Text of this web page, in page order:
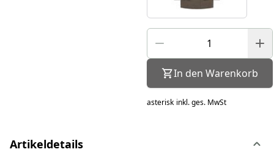
In den Warenkorb
asterisk inkl. ges. MwSt
Artikeldetails